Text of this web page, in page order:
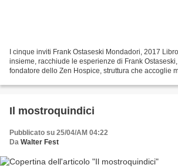
I cinque inviti Frank Ostaseski Mondadori, 2017
insieme, racchiude le esperienze di Frank
fondatore dello Zen Hospice, struttura che accoglie
Il mostroquindici
Pubblicato su 25/04/AM 04:22
Da Walter Fest